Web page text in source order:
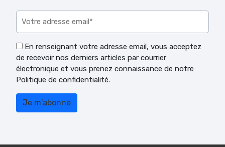
En renseignant votre adresse email, vous acceptez
de recevoir nos derniers articles par courrier
électronique et vous prenez connaissance de notre
Politique de confidentialité.